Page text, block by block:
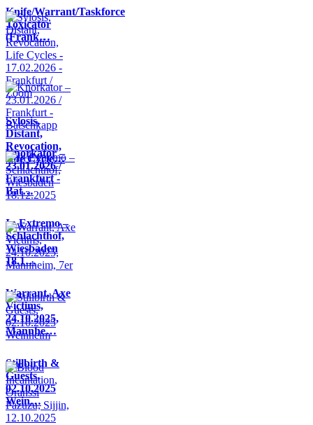
Knife/Warrant/Taskforce
Toxicator
(Frank…
Sylosis,
Distant,
Revocation,
Life Cycle…
Knorkator –
23.01.2026 /
Frankfurt -
Bat…
In Extremo –
Schlachthof,
Wiesbaden
18.1…
Warrant, Axe
Victims,
24.10.2025,
Mannhe…
Stillbirth &
Guests,
02.10.2025
Wein…